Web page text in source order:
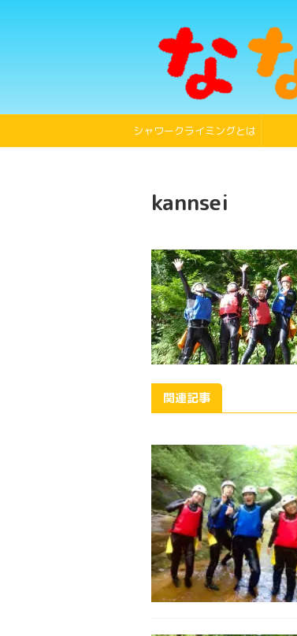
シャワークライミングとは
kannsei
関連記事